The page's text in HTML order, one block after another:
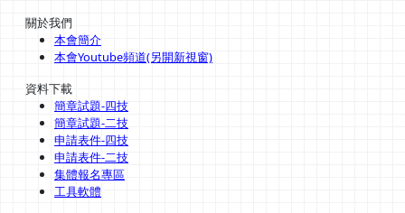
關於我們
本會簡介
本會Youtube頻道(另開新視窗)
資料下載
簡章試題-四技
簡章試題-二技
申請表件-四技
申請表件-二技
集體報名專區
工具軟體